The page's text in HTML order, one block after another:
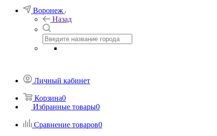
Воронеж
Назад
Личный кабинет
Корзина0
Избранные товары0
Сравнение товаров0